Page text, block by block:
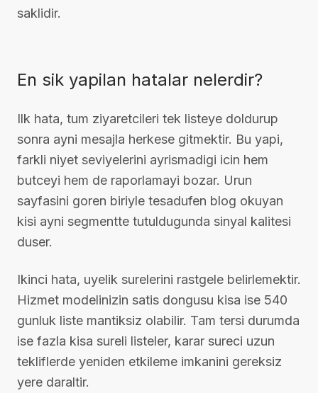
saklidir.
En sik yapilan hatalar nelerdir?
Ilk hata, tum ziyaretcileri tek listeye doldurup
sonra ayni mesajla herkese gitmektir. Bu yapi,
farkli niyet seviyelerini ayrismadigi icin hem
butceyi hem de raporlamayi bozar. Urun
sayfasini goren biriyle tesadufen blog okuyan
kisi ayni segmentte tutuldugunda sinyal kalitesi
duser.
Ikinci hata, uyelik surelerini rastgele belirlemektir.
Hizmet modelinizin satis dongusu kisa ise 540
gunluk liste mantiksiz olabilir. Tam tersi durumda
ise fazla kisa sureli listeler, karar sureci uzun
tekliflerde yeniden etkileme imkanini gereksiz
yere daraltir.